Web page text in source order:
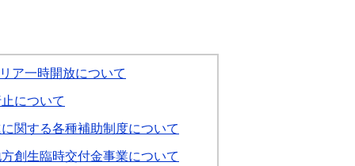
ア一時開放について
について
関する各種補助制度について
創生臨時交付金事業について